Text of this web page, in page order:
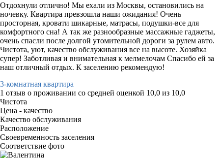
Отдохнули отлично! Мы ехали из Москвы, остановились на
ночевку. Квартира превзошла наши ожидания! Очень
просторная, кровати шикарные, матрасы, подушки-все для
комфортного сна! А так же разнообразные массажные гаджеты,
очень спасли после долгой утомительной дороги за рулем авто.
Чистота, уют, качество обслуживания все на высоте. Хозяйка
супер! Заботливая и внимательная к мелмелочам Спасибо ей за
наш отличный отдых. К заселению рекомендую!
3-комнатная квартира
1 отзыв о проживании со средней оценкой 10,0 из 10,0
Чистота
Цена - качество
Качество обслуживания
Расположение
Своевременность заселения
Соответствие фото